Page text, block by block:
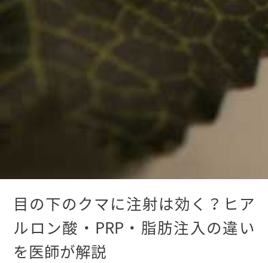
目の下のクマに注射は効く？ヒア
ルロン酸・PRP・脂肪注入の違い
を医師が解説